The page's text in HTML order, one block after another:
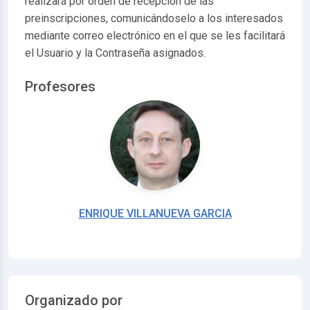
preinscripciones, comunicándoselo a los interesados
mediante correo electrónico en el que se les facilitará
el Usuario y la Contraseña asignados.
Profesores
ENRIQUE VILLANUEVA GARCIA
Organizado por